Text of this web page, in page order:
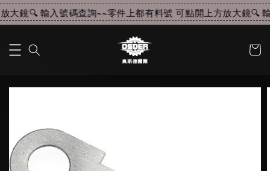
大鏡🔍 輸入號碼查詢~~零件上都有料號 可點開上方放大鏡🔍